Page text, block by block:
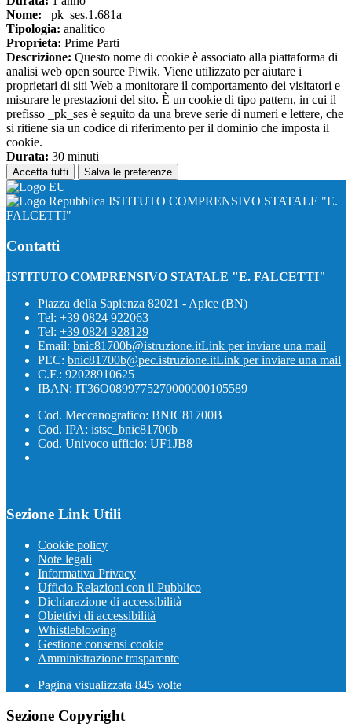
Nome: _pk_ses.1.681a
Tipologia: analitico
Proprieta: Prime Parti
Descrizione: Questo nome di cookie è associato alla piattaforma di
analisi web open source Piwik. Viene utilizzato per aiutare i
proprietari di siti Web a monitorare il comportamento dei visitatori e
misurare le prestazioni del sito. È un cookie di tipo pattern, in cui il
prefisso _pk_ses è seguito da una breve serie di numeri e lettere, che
si ritiene sia un codice di riferimento per il dominio che imposta il
cookie.
Durata: 30 minuti
Accetta tutti Salva le preferenze
ISTITUTO COMPRENSIVO STATALE "E.
FALCETTI"
Contatti
ISTITUTO COMPRENSIVO STATALE "E. FALCETTI"
Piazza della Sapienza 82021 - Apice (BN)
Tel: +39 0824 922063
Tel: +39 0824 928129
Email: bnic81700b@istruzione.itLink per inviare una mail
PEC: bnic81700b@pec.istruzione.itLink per inviare una mail
C.F.: 92028910625
IBAN: IT36O0899775270000000105589
Cod. Meccanografico: BNIC81700B
Cod. IPA: istsc_bnic81700b
Cod. Univoco ufficio: UF1JB8
Sezione Link Utili
Cookie policy
Note legali
Informativa Privacy
Ufficio Relazioni con il Pubblico
Dichiarazione di accessibilità
Obiettivi di accessibilità
Whistleblowing
Gestione consensi cookie
Amministrazione trasparente
Pagina visualizzata 845 volte
Sezione Copyright